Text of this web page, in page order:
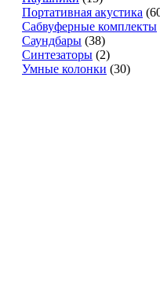
Портативная акустика
Сабвуферные комплекты
Саундбары (38)
Синтезаторы (2)
Умные колонки (30)